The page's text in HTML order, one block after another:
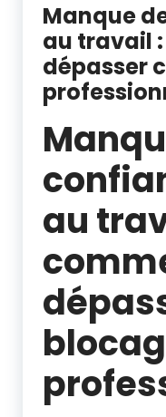
Manque
au travail
dépasser
au